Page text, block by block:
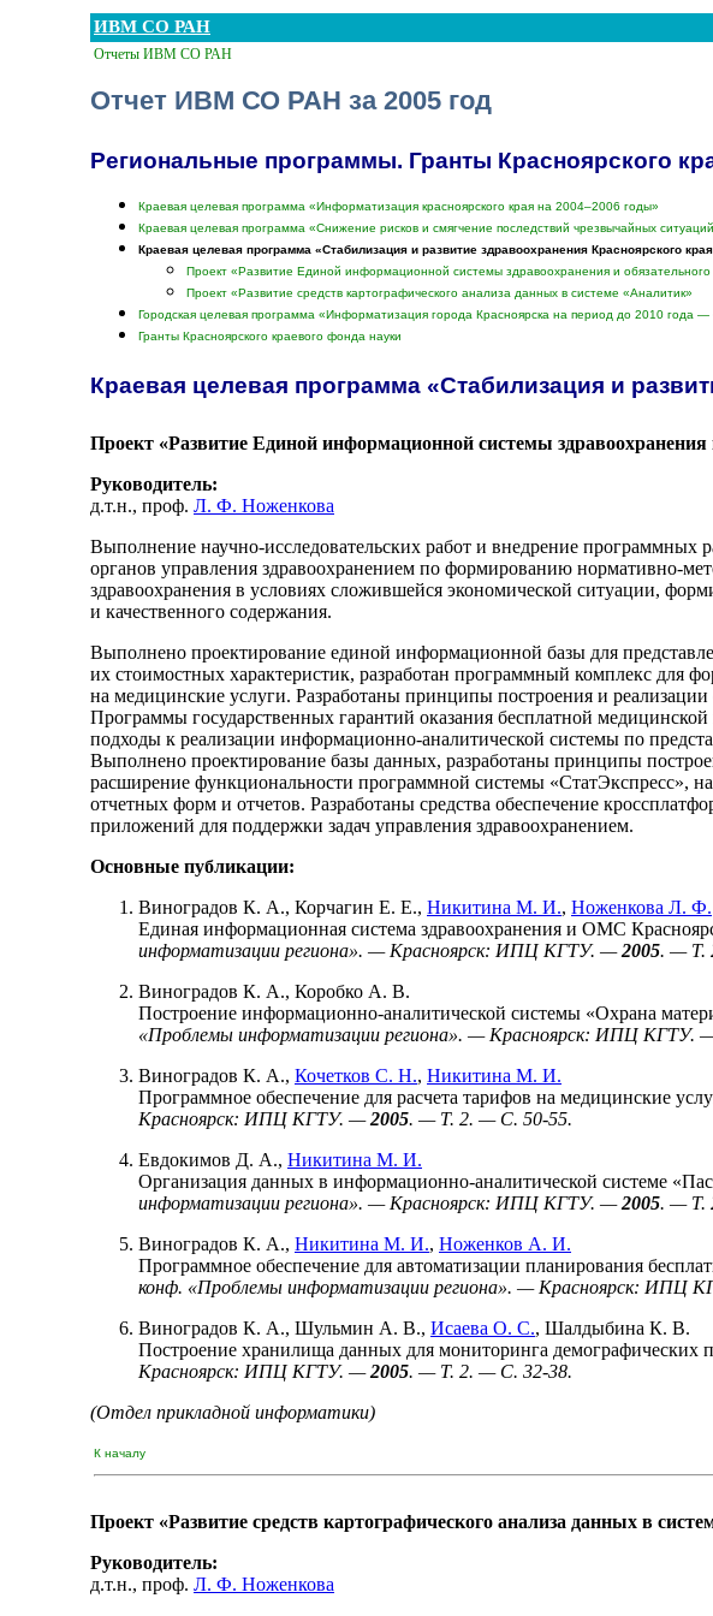
ИВМ СО РАН
Отчеты ИВМ СО РАН
Отчет ИВМ СО РАН за 2005 год
Региональные программы. Гранты Красноярского
Краевая целевая программа «Информатизация красноярского края на 2004–2006 годы»
Краевая целевая программа «Снижение рисков и смягчение последствий чрезвычайных
Краевая целевая программа «Стабилизация и развитие здравоохранения Красноярского
Проект «Развитие Единой информационной системы здравоохранения и обязательного
Проект «Развитие средств картографического анализа данных в системе «Аналитик»
Городская целевая программа «Информатизация города Красноярска на период до 2010 года —
Гранты Красноярского краевого фонда науки
Краевая целевая программа «Стабилизация и
Проект «Развитие Единой информационной системы здравоохранения
Руководитель:
д.т.н., проф. Л. Ф. Ноженкова
Выполнение научно-исследовательских работ и внедрение программных
органов управления здравоохранением по формированию нормативно-
здравоохранения в условиях сложившейся экономической ситуации,
и качественного содержания.
Выполнено проектирование единой информационной базы для
их стоимостных характеристик, разработан программный комплекс для
на медицинские услуги. Разработаны принципы построения и
Программы государственных гарантий оказания бесплатной
подходы к реализации информационно-аналитической системы по
Выполнено проектирование базы данных, разработаны принципы
расширение функциональности программной системы «СтатЭкспресс»,
отчетных форм и отчетов. Разработаны средства обеспечение
приложений для поддержки задач управления здравоохранением.
Основные публикации:
Виноградов К. А., Корчагин Е. Е., Никитина М. И., Ноженкова Л. Ф.
Единая информационная система здравоохранения и ОМС
информатизации региона». — Красноярск: ИПЦ КГТУ. —2005. — T.
Виноградов К. А., Коробко А. В.
Построение информационно-аналитической системы «Охрана
«Проблемы информатизации региона». — Красноярск: ИПЦ КГТУ.
Виноградов К. А., Кочетков С. Н., Никитина М. И.
Программное обеспечение для расчета тарифов на медицинские
Красноярск: ИПЦ КГТУ. —2005. — T. 2. — С. 50-55.
Евдокимов Д. А., Никитина М. И.
Организация данных в информационно-аналитической системе
информатизации региона». — Красноярск: ИПЦ КГТУ. —2005. — T.
Виноградов К. А., Никитина М. И., Ноженков А. И.
Программное обеспечение для автоматизации планирования
конф. «Проблемы информатизации региона». — Красноярск: ИПЦ
Виноградов К. А., Шульмин А. В., Исаева О. С., Шалдыбина К. В.
Построение хранилища данных для мониторинга демографических
Красноярск: ИПЦ КГТУ. —2005. — T. 2. — С. 32-38.
(Отдел прикладной информатики)
К началу
Проект «Развитие средств картографического анализа данных в
Руководитель:
д.т.н., проф. Л. Ф. Ноженкова